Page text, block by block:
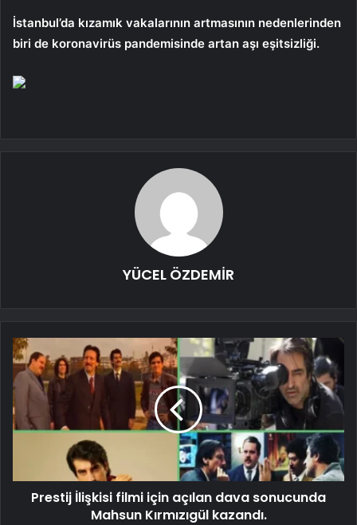
İstanbul’da kızamık vakalarının artmasının nedenlerinden
biri de koronavirüs pandemisinde artan aşı eşitsizliği.
YÜCEL ÖZDEMİR
Prestij İlişkisi filmi için açılan dava sonucunda
Mahsun Kırmızıgül kazandı.